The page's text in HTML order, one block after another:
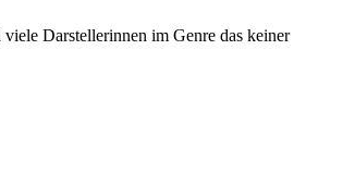
Darstellerinnen im Genre das keiner